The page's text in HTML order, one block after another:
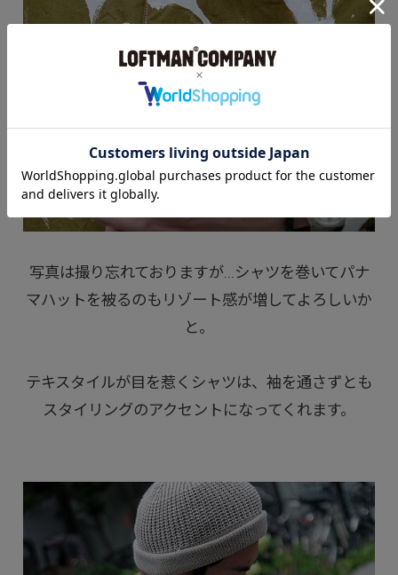
写真は撮り忘れておりますが...シャツを巻いてパナ
マハットを被るのもリゾート感が増してよろしいか
と。
テキスタイルが目を惹くシャツは、袖を通さずとも
スタイリングのアクセントになってくれます。